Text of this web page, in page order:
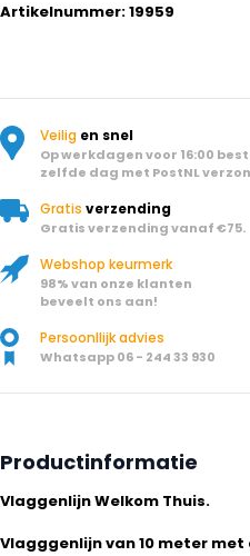
Artikelnummer:19959
Veilig en snel
Op werkdagen voor 16:00
zelfde dag met PostNL
Gratis verzending
Gratis verzending vanaf €75.
Webshop keurmerk
98% van onze klanten
beveelt ons aan!
Persoonllijk advies
Whatsapp 06 - 244 33 930
Productinformatie
Vlaggenlijn Welkom Thuis.
Vlagggenlijn van 10 meter